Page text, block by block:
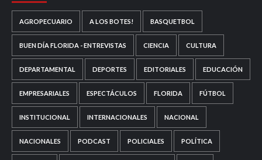
AGROPECUARIO A LOS BOTES! BASQUETBOL
BUEN DÍA FLORIDA - ENTREVISTAS CIENCIA CULTURA
DEPARTAMENTAL DEPORTES EDITORIALES EDUCACIÓN
EMPRESARIALES ESPECTÁCULOS FLORIDA FÚTBOL
INSTITUCIONAL INTERNACIONALES NACIONAL
NACIONALES PODCAST POLICIALES POLÍTICA